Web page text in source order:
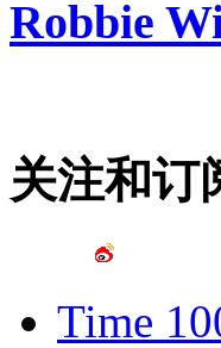
Robbie
关注和订
Time